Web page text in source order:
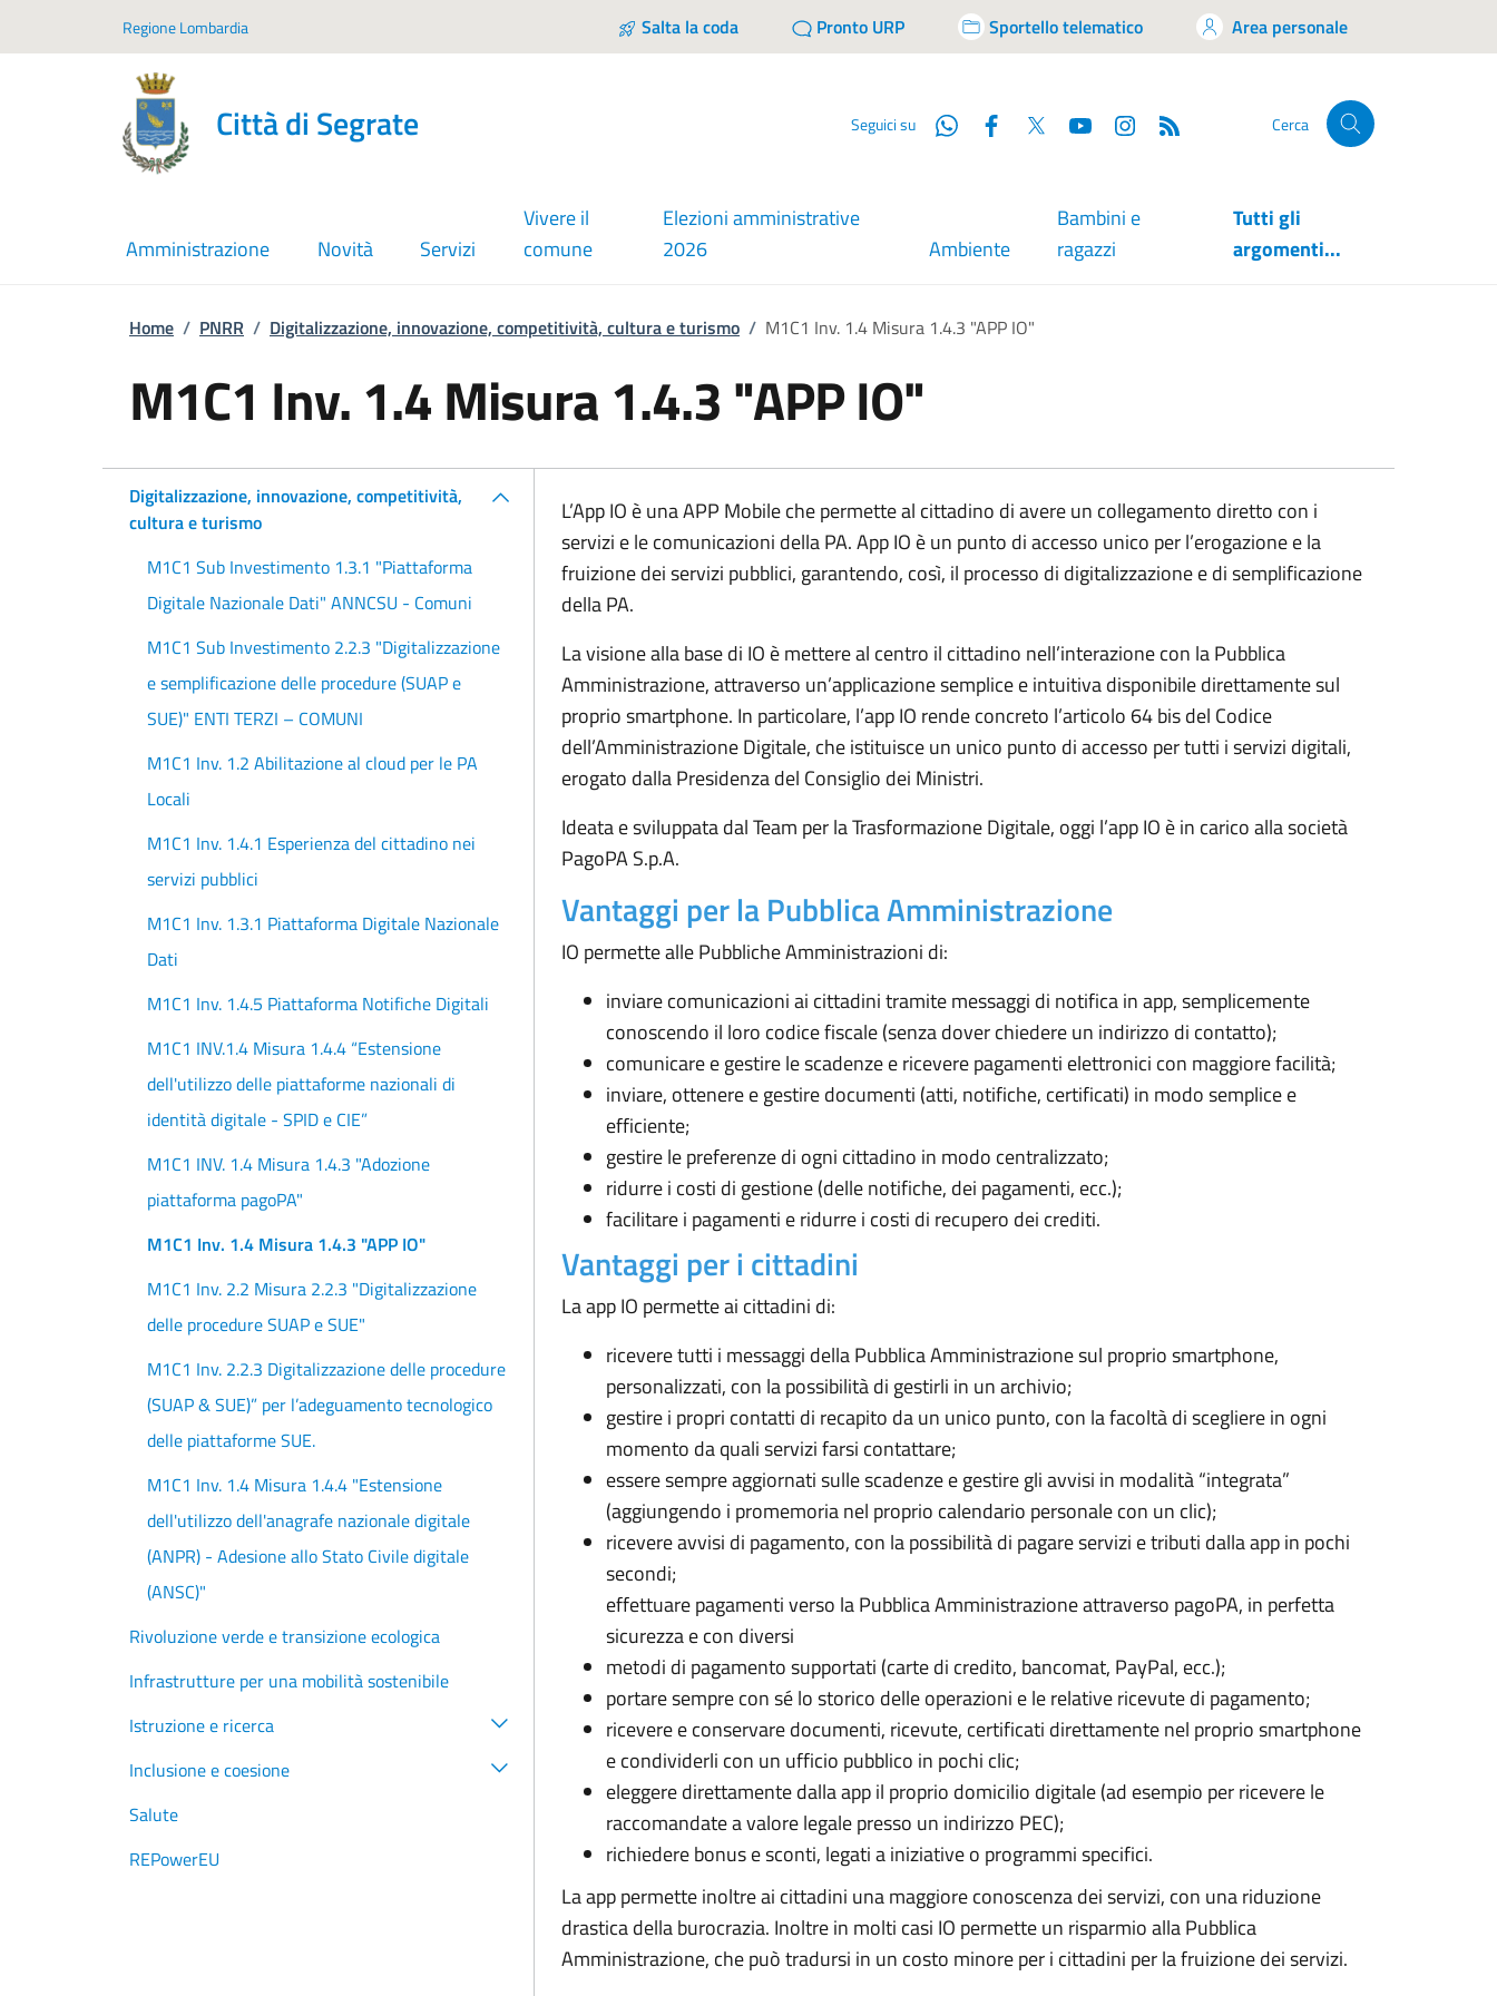
Regione Lombardia Salta la coda Pronto URP Sportello telematico Area personale
Città di Segrate Seguici su WhatsappFacebook
Twitter YouTube Cerca
Amministrazione Novità Servizi
Vivere il
comune
Elezioni amministrative
2026
Ambiente
Bambini e
ragazzi
Tutti gli
argomenti...
Home / PNRR / Digitalizzazione, innovazione, competitività, cultura e turismo / M1C1 Inv. 1.4 Misura 1.4.3 "APP IO"
M1C1 Inv. 1.4 Misura 1.4.3 "APP IO"
Digitalizzazione, innovazione, competitività,
cultura e turismo
M1C1 Sub Investimento 1.3.1 "Piattaforma
Digitale Nazionale Dati" ANNCSU - Comuni
M1C1 Sub Investimento 2.2.3 "Digitalizzazione
e semplificazione delle procedure (SUAP e
SUE)" ENTI TERZI – COMUNI
M1C1 Inv. 1.2 Abilitazione al cloud per le PA
Locali
M1C1 Inv. 1.4.1 Esperienza del cittadino nei
servizi pubblici
M1C1 Inv. 1.3.1 Piattaforma Digitale Nazionale
Dati
M1C1 Inv. 1.4.5 Piattaforma Notifiche Digitali
M1C1 INV.1.4 Misura 1.4.4 “Estensione
dell'utilizzo delle piattaforme nazionali di
identità digitale - SPID e CIE”
M1C1 INV. 1.4 Misura 1.4.3 "Adozione
piattaforma pagoPA"
M1C1 Inv. 1.4 Misura 1.4.3 "APP IO"
M1C1 Inv. 2.2 Misura 2.2.3 "Digitalizzazione
delle procedure SUAP e SUE"
M1C1 Inv. 2.2.3 Digitalizzazione delle procedure
(SUAP & SUE)” per l’adeguamento tecnologico
delle piattaforme SUE.
M1C1 Inv. 1.4 Misura 1.4.4 "Estensione
dell'utilizzo dell'anagrafe nazionale digitale
(ANPR) - Adesione allo Stato Civile digitale
(ANSC)"
Rivoluzione verde e transizione ecologica
Infrastrutture per una mobilità sostenibile
Istruzione e ricerca
Inclusione e coesione
Salute
REPowerEU
L’App IO è una APP Mobile che permette al cittadino di avere un collegamento diretto con i
servizi e le comunicazioni della PA. App IO è un punto di accesso unico per l’erogazione e la
fruizione dei servizi pubblici, garantendo, così, il processo di digitalizzazione e di semplificazione
della PA.
La visione alla base di IO è mettere al centro il cittadino nell’interazione con la Pubblica
Amministrazione, attraverso un’applicazione semplice e intuitiva disponibile direttamente sul
proprio smartphone. In particolare, l’app IO rende concreto l’articolo 64 bis del Codice
dell’Amministrazione Digitale, che istituisce un unico punto di accesso per tutti i servizi digitali,
erogato dalla Presidenza del Consiglio dei Ministri.
Ideata e sviluppata dal Team per la Trasformazione Digitale, oggi l’app IO è in carico alla società
PagoPA S.p.A.
Vantaggi per la Pubblica Amministrazione
IO permette alle Pubbliche Amministrazioni di:
inviare comunicazioni ai cittadini tramite messaggi di notifica in app, semplicemente
conoscendo il loro codice fiscale (senza dover chiedere un indirizzo di contatto);
comunicare e gestire le scadenze e ricevere pagamenti elettronici con maggiore facilità;
inviare, ottenere e gestire documenti (atti, notifiche, certificati) in modo semplice e
efficiente;
gestire le preferenze di ogni cittadino in modo centralizzato;
ridurre i costi di gestione (delle notifiche, dei pagamenti, ecc.);
facilitare i pagamenti e ridurre i costi di recupero dei crediti.
Vantaggi per i cittadini
La app IO permette ai cittadini di:
ricevere tutti i messaggi della Pubblica Amministrazione sul proprio smartphone,
personalizzati, con la possibilità di gestirli in un archivio;
gestire i propri contatti di recapito da un unico punto, con la facoltà di scegliere in ogni
momento da quali servizi farsi contattare;
essere sempre aggiornati sulle scadenze e gestire gli avvisi in modalità “integrata”
(aggiungendo i promemoria nel proprio calendario personale con un clic);
ricevere avvisi di pagamento, con la possibilità di pagare servizi e tributi dalla app in pochi
secondi;
effettuare pagamenti verso la Pubblica Amministrazione attraverso pagoPA, in perfetta
sicurezza e con diversi
metodi di pagamento supportati (carte di credito, bancomat, PayPal, ecc.);
portare sempre con sé lo storico delle operazioni e le relative ricevute di pagamento;
ricevere e conservare documenti, ricevute, certificati direttamente nel proprio smartphone
e condividerli con un ufficio pubblico in pochi clic;
eleggere direttamente dalla app il proprio domicilio digitale (ad esempio per ricevere le
raccomandate a valore legale presso un indirizzo PEC);
richiedere bonus e sconti, legati a iniziative o programmi specifici.
La app permette inoltre ai cittadini una maggiore conoscenza dei servizi, con una riduzione
drastica della burocrazia. Inoltre in molti casi IO permette un risparmio alla Pubblica
Amministrazione, che può tradursi in un costo minore per i cittadini per la fruizione dei servizi.